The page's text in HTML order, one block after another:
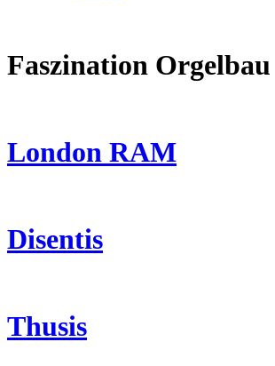
Faszination Orgelbau
London RAM
Disentis
Thusis